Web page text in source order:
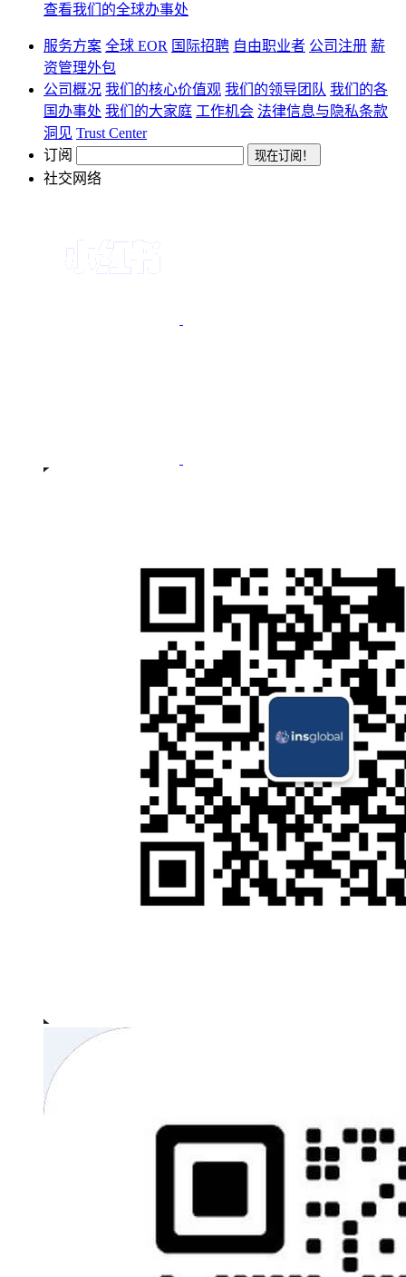
查看我们的全球办事处
服务方案 全球 EOR 国际招聘 自由职业者 公司注册 薪
资管理外包
公司概况 我们的核心价值观 我们的领导团队 我们的各
国办事处 我们的大家庭 工作机会 法律信息与隐私条款
洞见 Trust Center
订阅
社交网络